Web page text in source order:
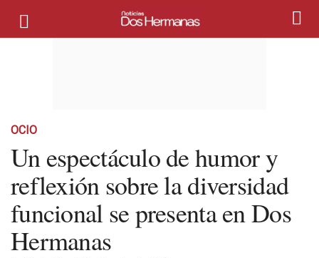
OCIO
Un espectáculo de humor y
reflexión sobre la diversidad
funcional se presenta en Dos
Hermanas